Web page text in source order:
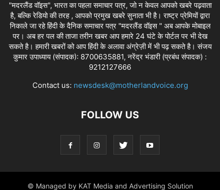
"मदरलैंड वॉइस", भारत का पहला समाचार पत्र, जो न केवल आपको खबरे पढ़वाता
है, बल्कि रेडियो की तरह , आपको प्रमुख खबरे सुनाता भी है। राष्ट्र प्रेमियों द्वारा
निकाले जा रहे हिंदी के दैनिक समाचार पत्र "मदरलैंड वॉइस " अब आपके मोबाइल
पर। अब हर पल की ताजा तरीन खबर आप हमारे 24 घंटे के पोर्टल पर भी देख
सकते है। हमारी खबरों को आप हिंदी के अलावा अंग्रेज़ी में भी पढ़ सकते है। संजय
कुमार उपाध्याय (संपादक): 8700635881, नरेंद्र भंडारी (प्रबंध संपादक) :
9212127666
Contact us: newsdesk@motherlandvoice.org
FOLLOW US
© Managed by KAT Media and Advertising Solution